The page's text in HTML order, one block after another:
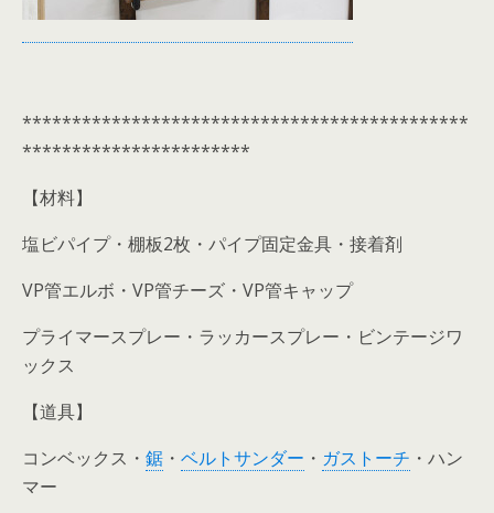
*********************************************
***********************
【材料】
塩ビパイプ・棚板2枚・パイプ固定金具・接着剤
VP管エルボ・VP管チーズ・VP管キャップ
プライマースプレー・ラッカースプレー・ビンテージワ
ックス
【道具】
コンベックス・ 鋸 ・ ベルトサンダー ・ ガストーチ ・ハン
マー